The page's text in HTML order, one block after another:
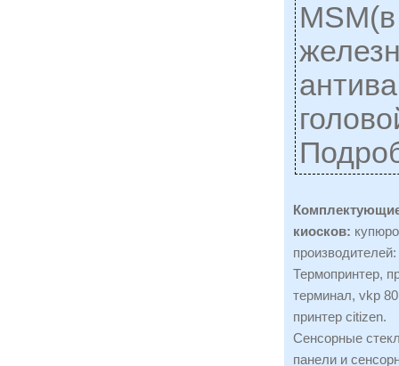
киосков:
Термопринтер,
терминал, vkp
принтер citizen.
Сенсорные
панели и